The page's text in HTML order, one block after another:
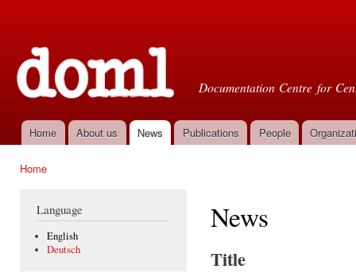
Documentation Centre for
Main menu
Home About us News Publications People
Home
Language
English
Deutsch
News
Title